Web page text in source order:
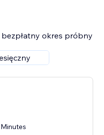
bezpłatny okres próbny